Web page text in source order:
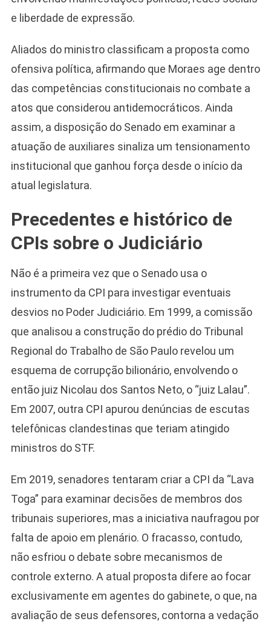
e liberdade de expressão.
Aliados do ministro classificam a proposta como
ofensiva política, afirmando que Moraes age dentro
das competências constitucionais no combate a
atos que considerou antidemocráticos. Ainda
assim, a disposição do Senado em examinar a
atuação de auxiliares sinaliza um tensionamento
institucional que ganhou força desde o início da
atual legislatura.
Precedentes e histórico de
CPIs sobre o Judiciário
Não é a primeira vez que o Senado usa o
instrumento da CPI para investigar eventuais
desvios no Poder Judiciário. Em 1999, a comissão
que analisou a construção do prédio do Tribunal
Regional do Trabalho de São Paulo revelou um
esquema de corrupção bilionário, envolvendo o
então juiz Nicolau dos Santos Neto, o “juiz Lalau”.
Em 2007, outra CPI apurou denúncias de escutas
telefônicas clandestinas que teriam atingido
ministros do STF.
Em 2019, senadores tentaram criar a CPI da “Lava
Toga” para examinar decisões de membros dos
tribunais superiores, mas a iniciativa naufragou por
falta de apoio em plenário. O fracasso, contudo,
não esfriou o debate sobre mecanismos de
controle externo. A atual proposta difere ao focar
exclusivamente em agentes do gabinete, o que, na
avaliação de seus defensores, contorna a vedação
10,00 S/JUROS
R$60,00R$99,00 -39%
Ver no MERCADO
LIVRE